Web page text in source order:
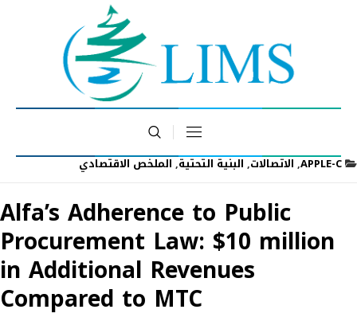
APPLE-C
,الاتصالات,البنية التحتية,الملخص الاقتصادي
Alfa’s Adherence to Public
Procurement Law: $10 million
in Additional Revenues
Compared to MTC